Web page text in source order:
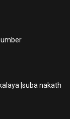
|suba nakath